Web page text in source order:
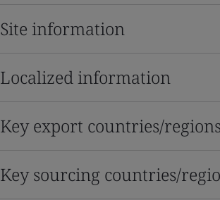
Site information
Localized information
Key export countries/regions
Key sourcing countries/